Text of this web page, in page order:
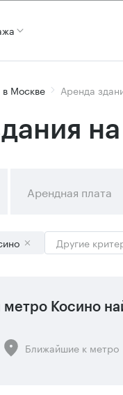
в Москве Аренда
Арендная плата
Другие
метро Косино
Ближайшие к метро